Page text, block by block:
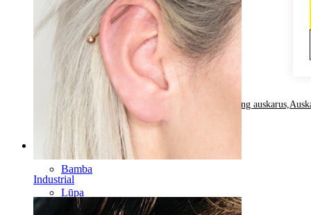
Industrial
N/A 2
Posted in:
VIskas apie stretching auskarus,
Categories
Bamba
Lūpa